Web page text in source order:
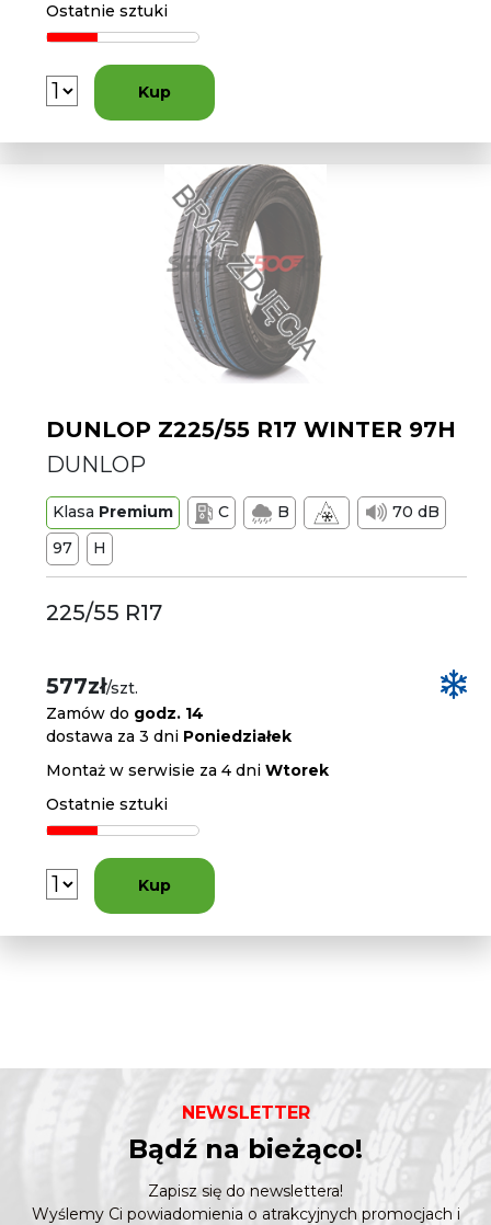
Ostatnie sztuki
Kup
DUNLOP Z225/55 R17 WINTER 97H
DUNLOP
Klasa Premium C B
70 dB
97
H
225/55 R17
577zł/szt.
Zamów do godz. 14
dostawa za 3 dni Poniedziałek
Montaż w serwisie za 4 dniWtorek
Ostatnie sztuki
Kup
NEWSLETTER
Bądź na bieżąco!
Zapisz się do newslettera!
Wyślemy Ci powiadomienia o atrakcyjnych promocjach i